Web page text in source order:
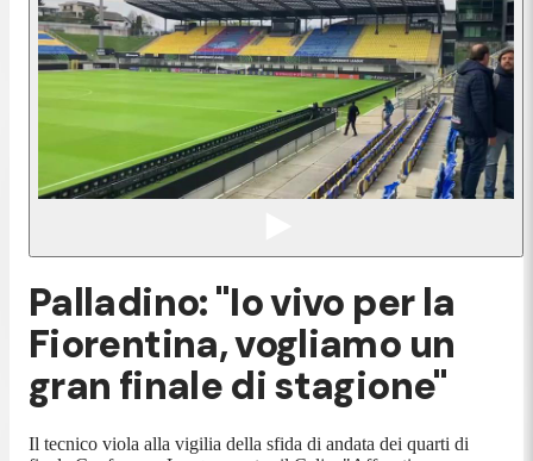
Palladino: "Io vivo per la
Fiorentina, vogliamo un
gran finale di stagione"
Il tecnico viola alla vigilia della sfida di andata dei quarti di